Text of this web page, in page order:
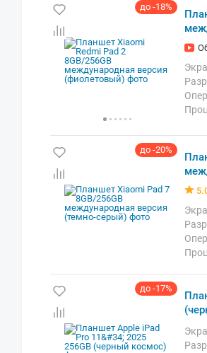
до -18%
до -20%
до -17%